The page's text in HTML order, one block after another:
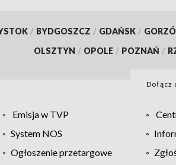
/ BYDGOSZCZ / GDAŃSK /
OLSZTYN / OPOLE / POZNAŃ /
Dołącz
Emisja w TVP
System NOS
Ogłoszenie przetargowe